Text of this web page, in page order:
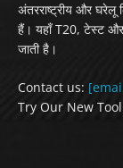
अंतरराष्ट्रीय और
हैं। यहाँ T20, टेस्ट और
जाती है।
Contact us:
Try Our New